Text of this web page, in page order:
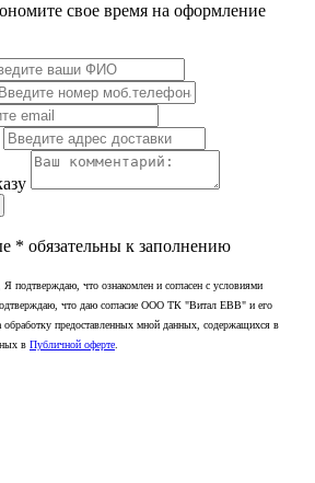
свое время на оформление
* обязательны к заполнению
подтверждаю, что ознакомлен и согласен с условиями
что даю согласие ООО ТК "Витал ЕВВ" и его
обработку предоставленных мной данных, содержащихся в
в Публичной оферте.